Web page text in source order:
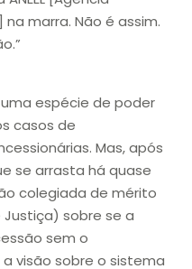
na marra. Não é assim.
espécie de poder
casos de
Mas, após
se arrasta há quase
colegiada de mérito
Justiça) sobre se a
sem o
visão sobre o sistema